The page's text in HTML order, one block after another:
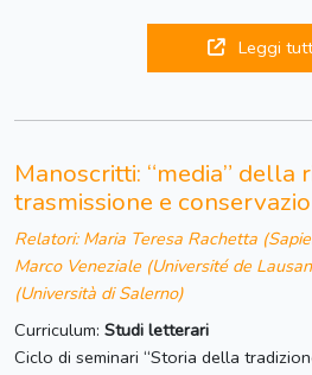
Leggi
Manoscritti: “media” della
trasmissione e
Relatori: Maria Teresa Rachetta
Marco Veneziale (Université de
(Università di Salerno)
Curriculum: Studi letterari
Ciclo di seminari “Storia della